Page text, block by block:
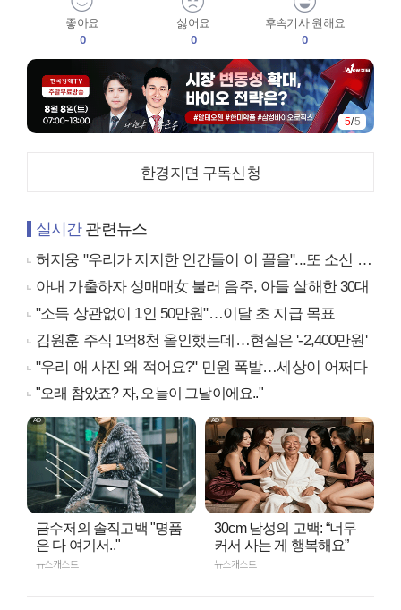
좋아요
0
싫어요
0
후속기사 원해요
0
5/5
한경지면 구독신청
실시간관련뉴스
허지웅 "우리가 지지한 인간들이 이 꼴을"...또 소신 발언
아내 가출하자 성매매女 불러 음주, 아들 살해한 30대
"소득 상관없이 1인 50만원"…이달 초 지급 목표
김원훈 주식 1억8천 올인했는데…현실은 '-2,400만원'
"우리 애 사진 왜 적어요?" 민원 폭발…세상이 어쩌다
"오래 참았죠? 자, 오늘이 그날이에요.."
금수저의 솔직고백 "명품
은 다 여기서.."
뉴스캐스트
30cm 남성의 고백: “너무
커서 사는 게 행복해요”
뉴스캐스트